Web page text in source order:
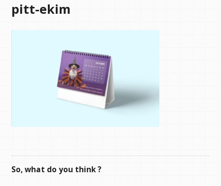
pitt-ekim
So, what do you think ?